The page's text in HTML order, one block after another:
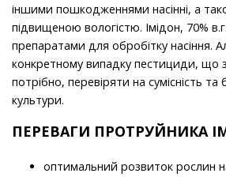
іншими пошкодженнями насінні, а
підвищеною вологістю. Імідон, 70%
препаратами для обробітку насіння.
конкретному випадку пестициди, що
потрібно, перевіряти на сумісність та
культури.
ПЕРЕВАГИ ПРОТРУЙНИКА
оптимальний розвиток рослин